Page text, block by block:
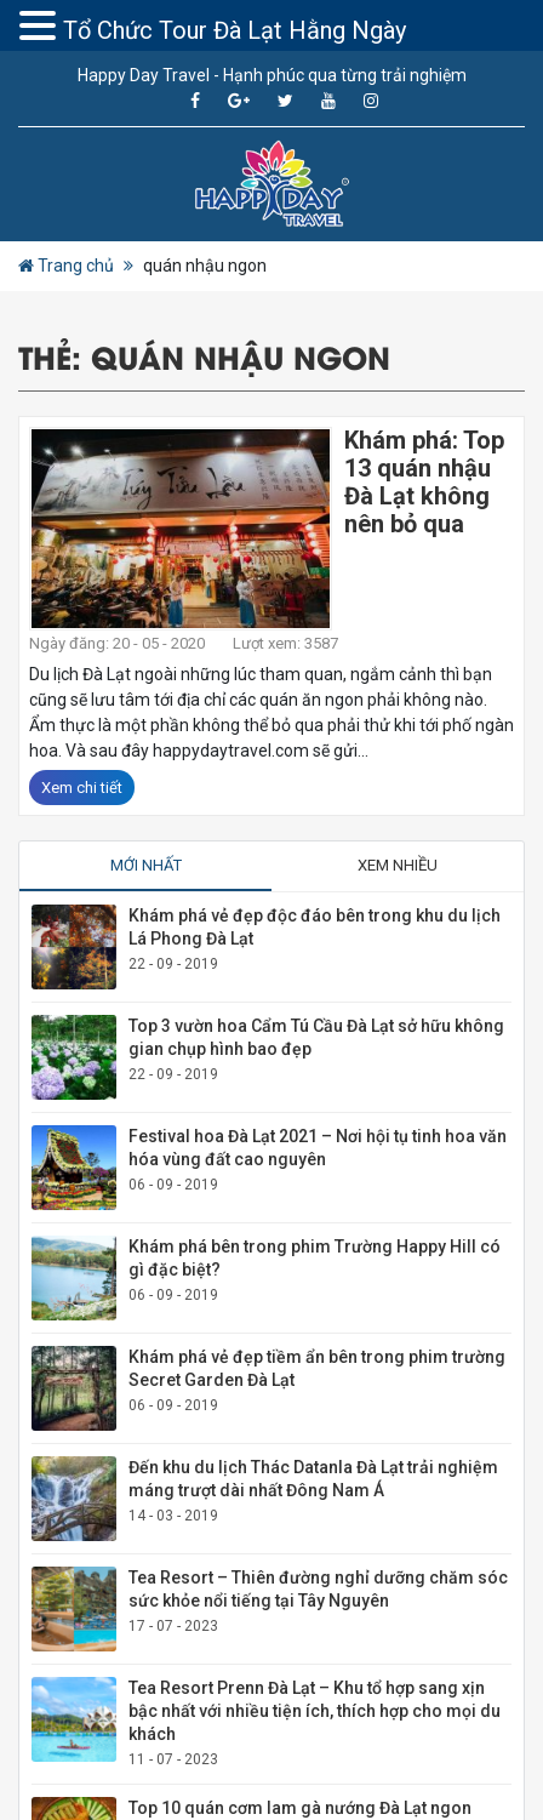
Happy Day Travel - Hạnh phúc qua từng trải nghiệm
Trang chủ quán nhậu ngon
THẺ: QUÁN NHẬU NGON
Khám phá: Top
13 quán nhậu
Đà Lạt không
nên bỏ qua
Ngày đăng: 20 - 05 - 2020 Lượt xem: 3587
Du lịch Đà Lạt ngoài những lúc tham quan, ngắm cảnh thì bạn
cũng sẽ lưu tâm tới địa chỉ các quán ăn ngon phải không nào.
Ẩm thực là một phần không thể bỏ qua phải thử khi tới phố ngàn
hoa. Và sau đây happydaytravel.com sẽ gửi...
Xem chi tiết
MỚI NHẤT XEM NHIỀU
Khám phá vẻ đẹp độc đáo bên trong khu du lịch
Lá Phong Đà Lạt
22 - 09 - 2019
Top 3 vườn hoa Cẩm Tú Cầu Đà Lạt sở hữu không
gian chụp hình bao đẹp
22 - 09 - 2019
Festival hoa Đà Lạt 2021 – Nơi hội tụ tinh hoa văn
hóa vùng đất cao nguyên
06 - 09 - 2019
Khám phá bên trong phim Trường Happy Hill có
gì đặc biệt?
06 - 09 - 2019
Khám phá vẻ đẹp tiềm ẩn bên trong phim trường
Secret Garden Đà Lạt
06 - 09 - 2019
Đến khu du lịch Thác Datanla Đà Lạt trải nghiệm
máng trượt dài nhất Đông Nam Á
14 - 03 - 2019
Tea Resort – Thiên đường nghỉ dưỡng chăm sóc
sức khỏe nổi tiếng tại Tây Nguyên
17 - 07 - 2023
Tea Resort Prenn Đà Lạt – Khu tổ hợp sang xịn
bậc nhất với nhiều tiện ích, thích hợp cho mọi du
khách
11 - 07 - 2023
Top 10 quán cơm lam gà nướng Đà Lạt ngon
Tổ Chức Tour Đà Lạt Hằng Ngày